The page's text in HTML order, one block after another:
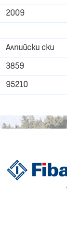
2009
Алпийски ски
3859
95210